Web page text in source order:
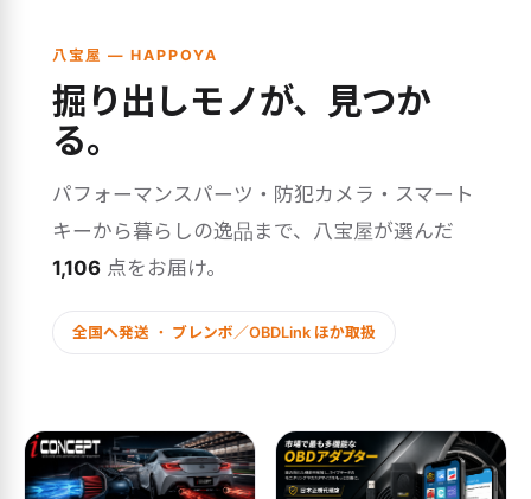
八宝屋 — HAPPOYA
掘り出しモノが、見つか
る。
パフォーマンスパーツ・防犯カメラ・スマート
キーから暮らしの逸品まで、八宝屋が選んだ
1,106 点をお届け。
全国へ発送 ・ ブレンボ／OBDLink ほか取扱